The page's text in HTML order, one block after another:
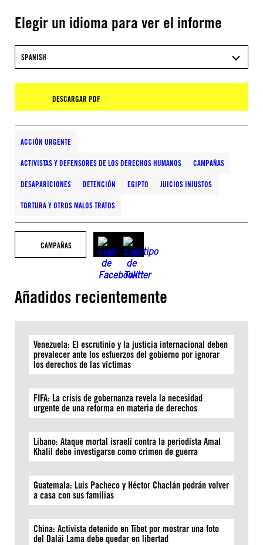
Elegir un idioma para ver el informe
SPANISH
DESCARGAR PDF
ACCIÓN URGENTE
ACTIVISTAS Y DEFENSORES DE LOS DERECHOS HUMANOS CAMPAÑAS
DESAPARICIONES DETENCIÓN EGIPTO JUICIOS INJUSTOS
TORTURA Y OTROS MALOS TRATOS
CAMPAÑAS
Añadidos recientemente
Venezuela: El escrutinio y la justicia internacional deben
prevalecer ante los esfuerzos del gobierno por ignorar
los derechos de las víctimas
FIFA: La crisis de gobernanza revela la necesidad
urgente de una reforma en materia de derechos
Líbano: Ataque mortal israelí contra la periodista Amal
Khalil debe investigarse como crimen de guerra
Guatemala: Luis Pacheco y Héctor Chaclán podrán volver
a casa con sus familias
China: Activista detenido en Tíbet por mostrar una foto
del Dalái Lama debe quedar en libertad